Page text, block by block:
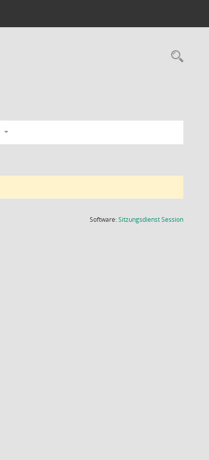
Software:SitzungsdienstSession(Wird in